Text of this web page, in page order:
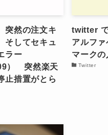
然の注文キ
してセキュ
ラー
） 突然楽天
止措置がとら
twitter
アルフ
マーク
Twitter